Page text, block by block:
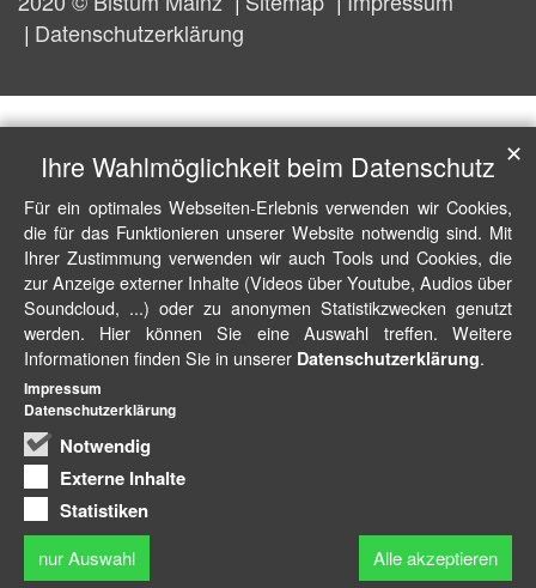
Datenschutzerklärung
Ihre Wahlmöglichkeit beim Datenschutz
Für ein optimales Webseiten-Erlebnis verwenden wir Cookies,
die für das Funktionieren unserer Website notwendig sind. Mit
Ihrer Zustimmung verwenden wir auch Tools und Cookies, die
zur Anzeige externer Inhalte (Videos über Youtube, Audios über
Soundcloud, ...) oder zu anonymen Statistikzwecken genutzt
werden. Hier können Sie eine Auswahl treffen. Weitere
Informationen finden Sie in unserer Datenschutzerklärung.
Notwendig
Externe Inhalte
Statistiken
nur Auswahl Alle akzeptieren
✕
Impressum
Datenschutzerklärung